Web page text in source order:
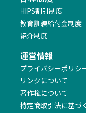
・2026/06/15 更新
【インテリアコーディ
2026年度試験対応
一問一答要点チェッ
宿）・在宅＞
・2026/06/15 更新
【インテリアコーディ
2026年度試験対応「
HIPS割引制度
教育訓練給付金制度
紹介制度
運営情報
プライバシーポリシ
リンクについて
著作権について
特定商取引法に基づ